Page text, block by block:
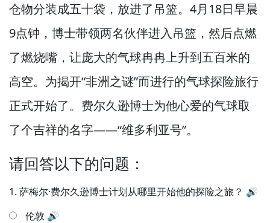
仓物分装成五十袋， 放进了吊篮。 4月18日早晨
9点钟， 博士带领两名伙伴进入吊篮， 然后点燃
了燃烧嘴， 让庞大的气球冉冉上升到五百米的
高空。 为揭开“非洲之谜”而进行的气球探险旅行
正式开始了。 费尔久逊博士为他心爱的气球取
了个吉祥的名字——“维多利亚号”。
请回答以下的问题：
1. 萨梅尔·费尔久逊博士计划从哪里开始他的探险之旅？ 🔊
伦敦 🔊